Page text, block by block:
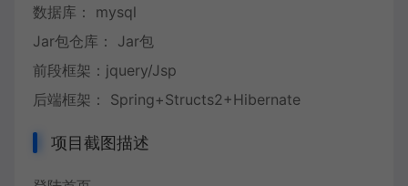
数据库： mysql
Jar包仓库： Jar包
前段框架：jquery/Jsp
后端框架： Spring+Structs2+Hibernate
项目截图描述